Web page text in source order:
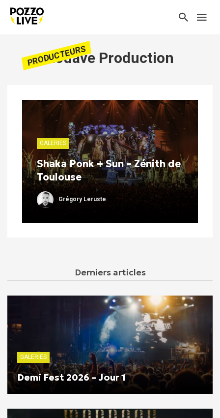
PRODUCTEURS
Zouave Production
GALERIES
Shaka Ponk + Sun – Zénith de
Toulouse
Grégory Leruste
Derniers articles
GALERIES
Demi Fest 2026 – Jour 1